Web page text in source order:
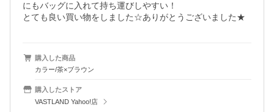
にもバッグに入れて持ち運びしやすい！
とても良い買い物をしました☆ありがとうございました★
購入した商品
カラー/茶×ブラウン
購入したストア
VASTLAND Yahoo!店